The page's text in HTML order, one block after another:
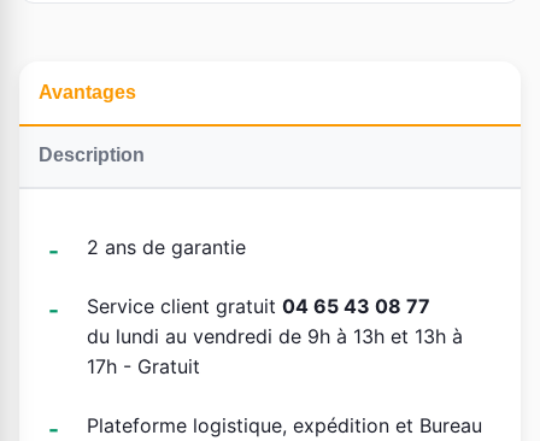
Avantages
Description
2 ans de garantie
Service client gratuit 04 65 43 08 77
du lundi au vendredi de 9h à 13h et 13h à
17h - Gratuit
Plateforme logistique, expédition et Bureau